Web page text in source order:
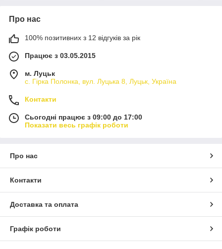
Про нас
100% позитивних з 12 відгуків за рік
Працює з 03.05.2015
м. Луцьк
с. Гірка Полонка, вул. Луцька 8, Луцьк, Україна
Контакти
Сьогодні працює з 09:00 до 17:00
Показати весь графік роботи
Про нас
Контакти
Доставка та оплата
Графік роботи